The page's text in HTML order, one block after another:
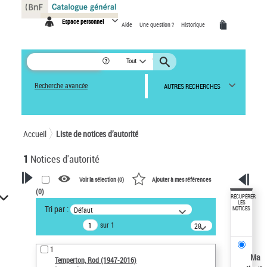
Espace personnel Aide Une question ? Historique
Tout
Recherche avancée AUTRES RECHERCHES
Accueil Liste de notices d’autorité
1 Notices d'autorité
VOTRE RECHERCHE
Recherche avancée dans les
notices d’autorité
Œuvres liées à l'auteur :
Temperton, Rod (1947-2016)
Voir la sélection (0) Ajouter à mes références
(0)
Tri par : Défaut
sur 1
20
résultats/page
1
Temperton, Rod (1947-2016)
RÉCUPÉRER
LES
NOTICES
Ma
Panneau de gestion des cookies